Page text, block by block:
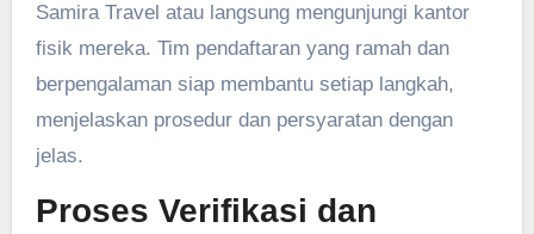
Samira Travel atau langsung mengunjungi kantor
fisik mereka. Tim pendaftaran yang ramah dan
berpengalaman siap membantu setiap langkah,
menjelaskan prosedur dan persyaratan dengan
jelas.
Proses Verifikasi dan